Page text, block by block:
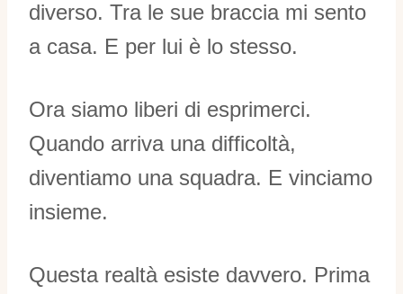
diverso. Tra le sue braccia mi sento
a casa. E per lui è lo stesso.
Ora siamo liberi di esprimerci.
Quando arriva una difficoltà,
diventiamo una squadra. E vinciamo
insieme.
Questa realtà esiste davvero. Prima